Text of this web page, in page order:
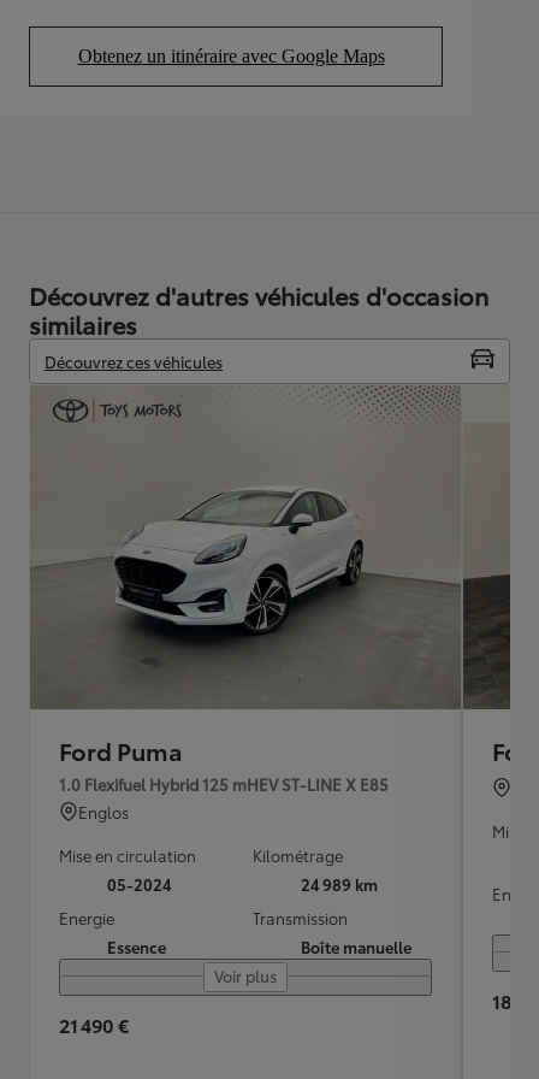
Obtenez un itinéraire avec Google Maps
(Opens in new tab)
Découvrez d'autres véhicules d'occasion
similaires
Découvrez ces véhicules
Ford Puma
1.0 Flexifuel Hybrid 125 mHEV ST-LINE X E85
Englos
Mise en circulation
05-2024
Kilométrage
24 989 km
Energie
Essence
Transmission
Boîte manuelle
Voir plus
21 490 €
Mise
18